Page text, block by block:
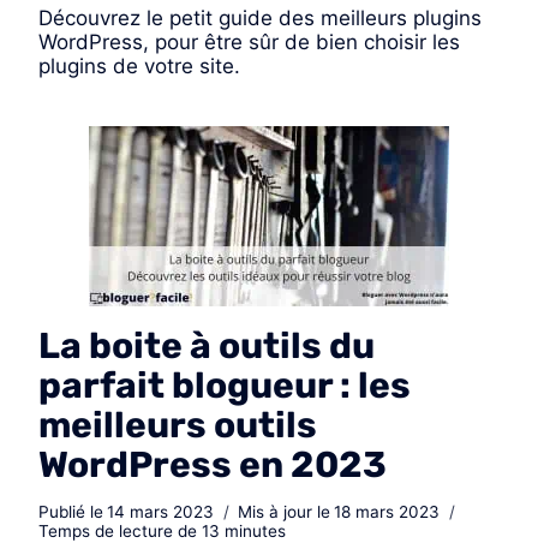
Découvrez le petit guide des meilleurs plugins
WordPress, pour être sûr de bien choisir les
plugins de votre site.
La boite à outils du
parfait blogueur : les
meilleurs outils
WordPress en 2023
Publié le14 mars 2023 Mis à jour le 18 mars 2023
Temps de lecture de 13 minutes